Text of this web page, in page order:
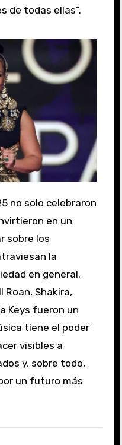
de todas ellas”.
en un
sobre los
la
en general.
Roan, Shakira,
Keys fueron un
tiene el poder
visibles a
y, sobre todo,
un futuro más